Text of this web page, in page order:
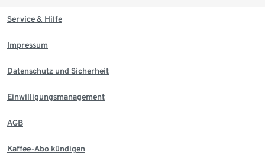
Service & Hilfe
Impressum
Datenschutz und Sicherheit
Einwilligungsmanagement
AGB
Kaffee-Abo kündigen